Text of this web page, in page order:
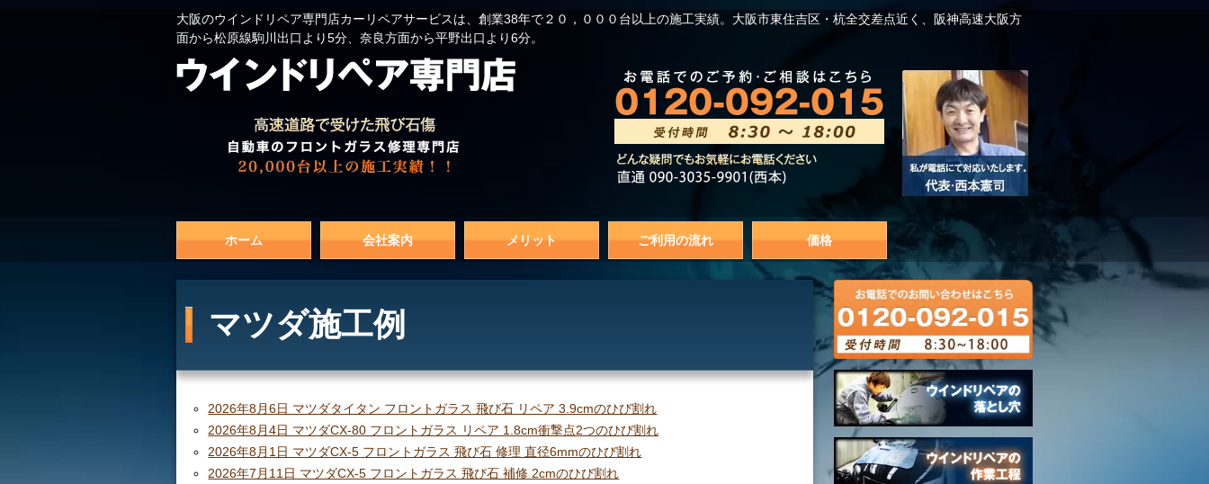
大阪のウインドリペア専門店カーリペアサービスは、創業38年で２０，０００台以上の施工実績。大阪市東住吉区・杭全交差点近く、阪神高速大阪方
面から松原線駒川出口より5分、奈良方面から平野出口より6分。
ホーム 会社案内 メリット ご利用の流れ 価格
マツダ施工例
2026年8月6日 マツダタイタン フロントガラス 飛び石 リペア 3.9cmのひび割れ
2026年8月4日 マツダCX-80 フロントガラス リペア 1.8cm衝撃点2つのひび割れ
2026年8月1日 マツダCX-5 フロントガラス 飛び石 修理 直径6mmのひび割れ
2026年7月11日 マツダCX-5 フロントガラス 飛び石 補修 2cmのひび割れ